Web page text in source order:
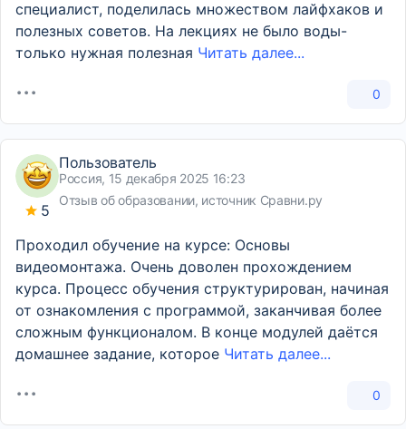
специалист, поделилась множеством лайфхаков и
полезных советов. На лекциях не было воды-
только нужная полезная Читать далее...
0
5
Пользователь
Россия, 15 декабря 2025 16:23
Отзыв об образовании, источник Сравни.ру
Проходил обучение на курсе: Основы
видеомонтажа. Очень доволен прохождением
курса. Процесс обучения структурирован, начиная
от ознакомления с программой, заканчивая более
сложным функционалом. В конце модулей даётся
домашнее задание, которое Читать далее...
0